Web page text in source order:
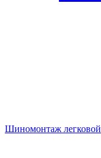
Шиномонтаж легковой